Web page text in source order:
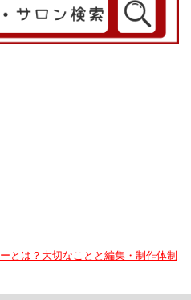
とは？大切なことと編集・制作体制